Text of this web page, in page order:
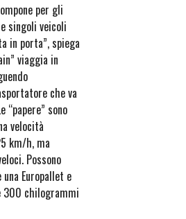
per gli
singoli veicoli
in porta”, spiega
viaggia in
che va
“papere” sono
velocità
km/h, ma
Possono
Europallet e
chilogrammi